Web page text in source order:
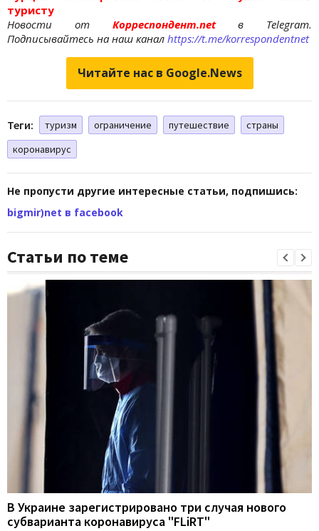
туристу
Новости отКорреспондент.netв Telegram.
Подписывайтесь на наш канал https://t.me/korrespondentnet
Читайте нас в Google.News
Теги: туризм ограничение путешествие
страны
коронавирус
Не пропусти другие интересные статьи, подпишись:
bigmir)net в facebook
Статьи по теме
В Украине зарегистрировано три случая нового
субварианта коронавируса "FLiRT"